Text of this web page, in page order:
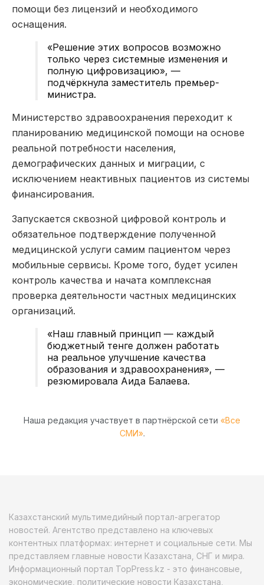
помощи без лицензий и необходимого
оснащения.
«Решение этих вопросов возможно
только через системные изменения и
полную цифровизацию», —
подчёркнула заместитель премьер-
министра.
Министерство здравоохранения переходит к
планированию медицинской помощи на основе
реальной потребности населения,
демографических данных и миграции, с
исключением неактивных пациентов из системы
финансирования.
Запускается сквозной цифровой контроль и
обязательное подтверждение полученной
медицинской услуги самим пациентом через
мобильные сервисы. Кроме того, будет усилен
контроль качества и начата комплексная
проверка деятельности частных медицинских
организаций.
«Наш главный принцип — каждый
бюджетный тенге должен работать
на реальное улучшение качества
образования и здравоохранения», —
резюмировала Аида Балаева.
Наша редакция участвует в партнёрской сети «Все
СМИ».
Казахстанский мультимедийный портал-агрегатор
новостей. Агентство представлено на ключевых
контентных платформах: интернет и социальные сети. Мы
представляем главные новости Казахстана, СНГ и мира.
Информационный портал TopPress.kz - это финансовые,
экономические, политические новости Казахстана,